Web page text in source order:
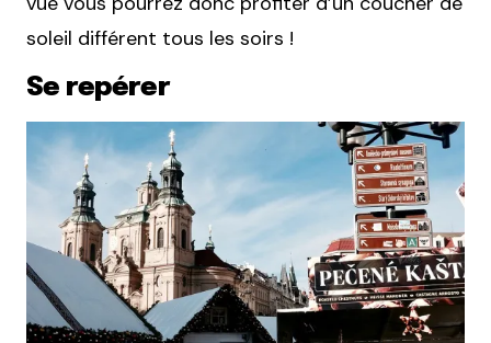
soleil différent tous les soirs !
Se repérer